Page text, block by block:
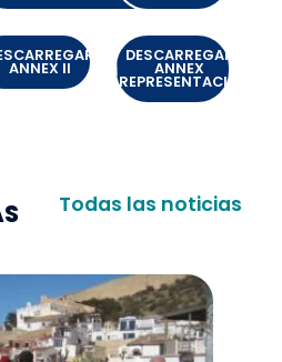
ANNEX II
DESCARREGAR
ANNEX
REPRESENTACIÓ
Todas las noticias